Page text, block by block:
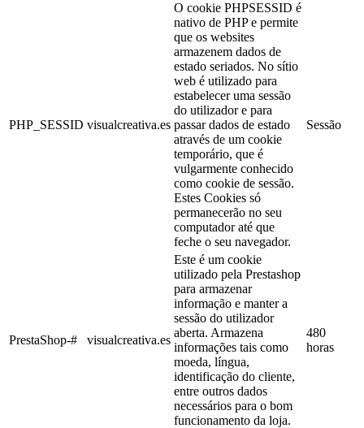
PHP_SESSID visualcreativa.es
O cookie PHPSESSID é
nativo de PHP e permite
que os websites
armazenem dados de
estado seriados. No sítio
web é utilizado para
estabelecer uma sessão
do utilizador e para
passar dados de estado
através de um cookie
temporário, que é
vulgarmente conhecido
como cookie de sessão.
Estes Cookies só
permanecerão no seu
computador até que
feche o seu navegador.
Sessão
PrestaShop-# visualcreativa.es
Este é um cookie
utilizado pela Prestashop
para armazenar
informação e manter a
sessão do utilizador
aberta. Armazena
informações tais como
moeda, língua,
identificação do cliente,
entre outros dados
necessários para o bom
funcionamento da loja.
480
horas